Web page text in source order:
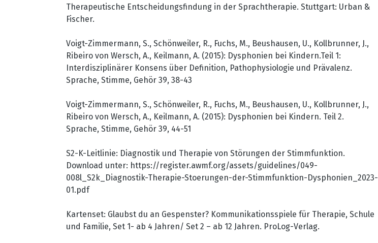
Therapeutische Entscheidungsfindung in der Sprachtherapie. Stuttgart: Urban &
Fischer.
Voigt-Zimmermann, S., Schönweiler, R., Fuchs, M., Beushausen, U., Kollbrunner, J.,
Ribeiro von Wersch, A., Keilmann, A. (2015): Dysphonien bei Kindern.Teil 1:
Interdisziplinärer Konsens über Definition, Pathophysiologie und Prävalenz.
Sprache, Stimme, Gehör 39, 38-43
Voigt-Zimmermann, S., Schönweiler, R., Fuchs, M., Beushausen, U., Kollbrunner, J.,
Ribeiro von Wersch, A., Keilmann, A. (2015): Dysphonien bei Kindern. Teil 2.
Sprache, Stimme, Gehör 39, 44-51
S2-K-Leitlinie: Diagnostik und Therapie von Störungen der Stimmfunktion.
Download unter: https://register.awmf.org/assets/guidelines/049-
008l_S2k_Diagnostik-Therapie-Stoerungen-der-Stimmfunktion-Dysphonien_2023-
01.pdf
Kartenset: Glaubst du an Gespenster? Kommunikationsspiele für Therapie, Schule
und Familie, Set 1- ab 4 Jahren/ Set 2 – ab 12 Jahren. ProLog-Verlag.